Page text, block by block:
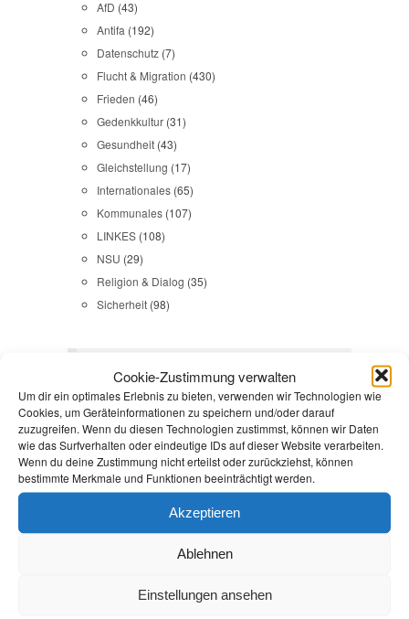
Cookie-Zustimmung verwalten
Um dir ein optimales Erlebnis zu bieten, verwenden wir Technologien wie
Cookies, um Geräteinformationen zu speichern und/oder darauf
zuzugreifen. Wenn du diesen Technologien zustimmst, können wir Daten
wie das Surfverhalten oder eindeutige IDs auf dieser Website verarbeiten.
Wenn du deine Zustimmung nicht erteilst oder zurückziehst, können
bestimmte Merkmale und Funktionen beeinträchtigt werden.
Akzeptieren
Ablehnen
Einstellungen ansehen
AfD (43)
Antifa (192)
Datenschutz (7)
Flucht & Migration (430)
Frieden (46)
Gedenkkultur (31)
Gesundheit (43)
Gleichstellung (17)
Internationales (65)
Kommunales (107)
LINKES (108)
NSU (29)
Religion & Dialog (35)
Sicherheit (98)
mit Jakob Preuss zum europäischen Grenzregime
20160409_180804_resized